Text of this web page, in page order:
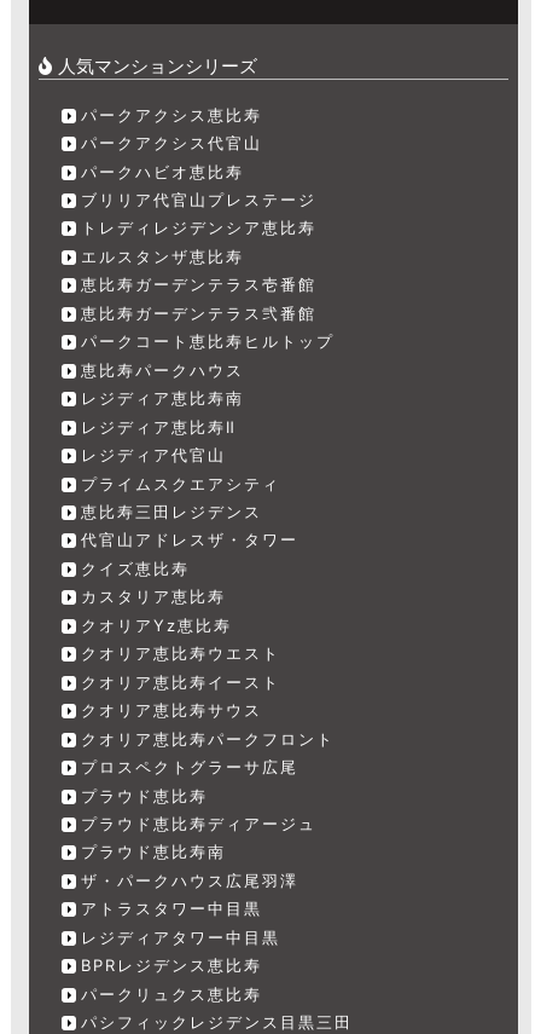
人気マンションシリーズ
パークアクシス恵比寿
パークアクシス代官山
パークハビオ恵比寿
ブリリア代官山プレステージ
トレディレジデンシア恵比寿
エルスタンザ恵比寿
恵比寿ガーデンテラス壱番館
恵比寿ガーデンテラス弐番館
パークコート恵比寿ヒルトップ
恵比寿パークハウス
レジディア恵比寿南
レジディア恵比寿Ⅱ
レジディア代官山
プライムスクエアシティ
恵比寿三田レジデンス
代官山アドレスザ・タワー
クイズ恵比寿
カスタリア恵比寿
クオリアYz恵比寿
クオリア恵比寿ウエスト
クオリア恵比寿イースト
クオリア恵比寿サウス
クオリア恵比寿パークフロント
プロスペクトグラーサ広尾
プラウド恵比寿
プラウド恵比寿ディアージュ
プラウド恵比寿南
ザ・パークハウス広尾羽澤
アトラスタワー中目黒
レジディアタワー中目黒
BPRレジデンス恵比寿
パークリュクス恵比寿
パシフィックレジデンス目黒三田